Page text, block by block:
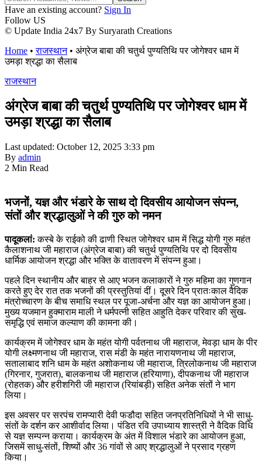
Have an existing account? Sign In
Follow US
© Update India 24x7 By Suryarath Creations
Home •राजस्थान• अंग्रेज बाबा की चतुर्थ पुण्यतिथि पर जोगेश्वर धाम में
उमड़ा श्रद्धा का सैलाब
राजस्थान
अंग्रेज बाबा की चतुर्थ पुण्यतिथि पर जोगेश्वर धाम में
उमड़ा श्रद्धा का सैलाब
Last updated: October 12, 2025 3:33 pm
By admin
2 Min Read
भजनों, यज्ञ और भंडारे के साथ दो दिवसीय आयोजन संपन्न,
संतों और श्रद्धालुओं ने की गुरु को नमन
पादूकलां:कस्बे के राईको की ढाणी स्थित जोगेश्वर धाम में सिद्ध योगी गुरु महंत
कैलाशनाथ जी महाराज (अंग्रेज बाबा) की चतुर्थ पुण्यतिथि पर दो दिवसीय
धार्मिक आयोजन श्रद्धा और भक्ति के वातावरण में संपन्न हुआ।
पहले दिन स्थानीय और बाहर से आए भजन कलाकारों ने गुरु महिमा का गुणगान
करते हुए देर रात तक भजनों की प्रस्तुतियां दीं। दूसरे दिन प्रातःकाल वैदिक
मंत्रोच्चारण के बीच समाधि स्थल पर पूजा-अर्चना और यज्ञ का आयोजन हुआ।
मुख्य यजमान हुक्माराम माली ने धर्मपत्नी सहित आहुति देकर परिवार की सुख-
समृद्धि एवं समाज कल्याण की कामना की।
कार्यक्रम में जोगेश्वर धाम के महंत योगी पर्वतनाथ जी महाराज, मेवड़ा धाम के पीर
योगी लक्ष्मणनाथ जी महाराज, रास मंडी के महंत नारायणनाथ जी महाराज,
सतालाबाद शनि धाम के महंत अशोकनाथ जी महाराज, त्रिलोकनाथ जी महाराज
(गिरनार, गुजरात), बालकनाथ जी महाराज (हरियाणा), दीपकनाथ जी महाराज
(रोहतक) और हरीशगिरी जी महाराज (रियांबड़ी) सहित अनेक संतों ने भाग
लिया।
इस अवसर पर सरपंच रामप्यारी देवी फडौदा सहित जनप्रतिनिधियों ने भी साधु-
संतों के दर्शन कर आशीर्वाद लिया। पंडित रवि उपाध्याय शास्त्री ने वैदिक विधि
से यज्ञ सम्पन्न कराया। कार्यक्रम के अंत में विशाल भंडारे का आयोजन हुआ,
जिसमें साधु-संतों, शिष्यों और 36 गांवों से आए श्रद्धालुओं ने प्रसाद ग्रहण
किया।